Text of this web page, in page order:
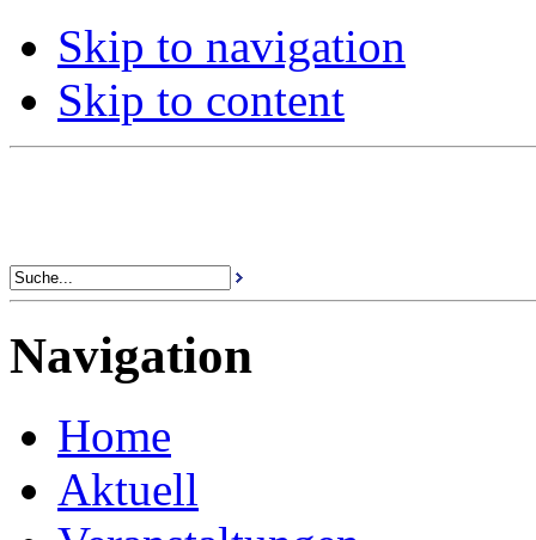
Skip to navigation
Skip to content
Navigation
Home
Aktuell